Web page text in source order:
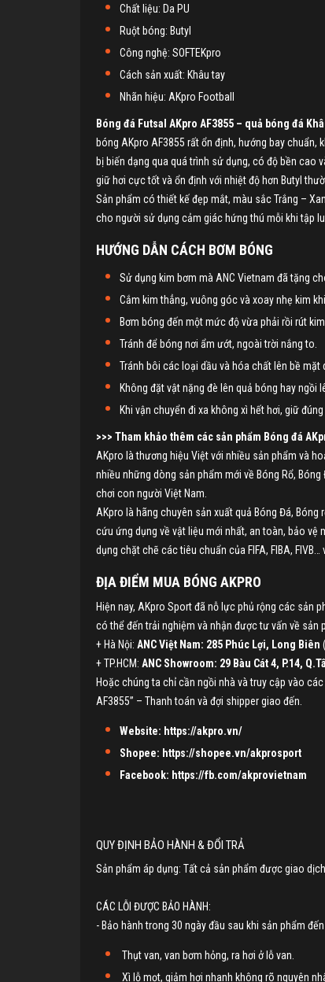
Chất liệu: Da PU
Ruột bóng: Butyl
Công nghệ: SOFTEKpro
Cách sản xuất: Khâu tay
Nhãn hiệu: AKpro Football
Bóng đá Futsal AKpro AF3855 – quả bóng đá
bóng AKpro AF3855 rất ổn định, hướng bay
bị biến dạng qua quá trình sử dụng, có độ bền cao
giữ hơi cực tốt và ổn định với nhiệt độ hơn Butyl
Sản phẩm có thiết kế đẹp mắt, màu sắc Trắng –
cho người sử dụng cảm giác hứng thú mỗi khi tập
HƯỚNG DẪN CÁCH BƠM BÓNG
Sử dụng kim bơm mà ANC Vietnam đã tặng
Cắm kim thẳng, vuông góc và xoay nhẹ kim
Bơm bóng đến một mức độ vừa phải rồi rút
Tránh để bóng nơi ẩm ướt, ngoài trời nắng to.
Tránh bôi các loại dầu và hóa chất lên bề mặt
Không đặt vật nặng đè lên quả bóng hay ngồi
Khi vận chuyển đi xa không xì hết hơi, giữ
>>> Tham khảo thêm các sản phẩm Bóng đá
AKpro là thương hiệu Việt với nhiều sản phẩm và
nhiều những dòng sản phẩm mới về Bóng Rổ,
chơi con người Việt Nam.
AKpro là hãng chuyên sản xuất quả Bóng Đá,
cứu ứng dụng về vật liệu mới nhất, an toàn, bảo
dụng chặt chẽ các tiêu chuẩn của FIFA, FIBA, FIVB…
ĐỊA ĐIỂM MUA BÓNG AKPRO
Hiện nay, AKpro Sport đã nỗ lực phủ rộng các sản
có thể đến trải nghiệm và nhận được tư vấn về sản
+ Hà Nội: ANC Việt Nam: 285 Phúc Lợi, Long Biên
+ TP.HCM: ANC Showroom: 29 Bàu Cát 4, P.14,
Hoặc chúng ta chỉ cần ngồi nhà và truy cập vào
AF3855” – Thanh toán và đợi shipper giao đến.
Website: https://akpro.vn/
Shopee: https://shopee.vn/akprosport
Facebook: https://fb.com/akprovietnam
QUY ĐỊNH BẢO HÀNH & ĐỔI TRẢ
Sản phẩm áp dụng: Tất cả sản phẩm được giao
CÁC LỖI ĐƯỢC BẢO HÀNH:
- Bảo hành trong 30 ngày đầu sau khi sản phẩm
Thụt van, van bơm hỏng, ra hơi ở lỗ van.
Xì lỗ mọt, giảm hơi nhanh không rõ nguyên